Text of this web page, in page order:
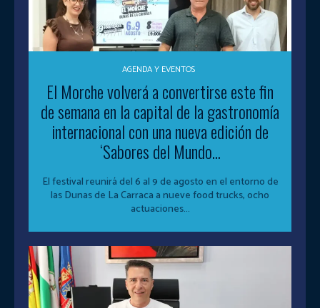
AGENDA Y EVENTOS
El Morche volverá a convertirse este fin
de semana en la capital de la gastronomía
internacional con una nueva edición de
‘Sabores del Mundo...
El festival reunirá del 6 al 9 de agosto en el entorno de
las Dunas de La Carraca a nueve food trucks, ocho
actuaciones...